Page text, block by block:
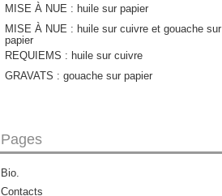
MISE À NUE : huile sur papier
MISE À NUE : huile sur cuivre et gouache sur
papier
REQUIEMS : huile sur cuivre
GRAVATS : gouache sur papier
Pages
Bio.
Contacts